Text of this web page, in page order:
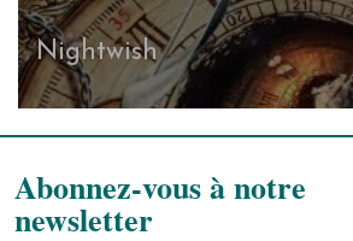
Nightwish
Abonnez-vous à notre
newsletter